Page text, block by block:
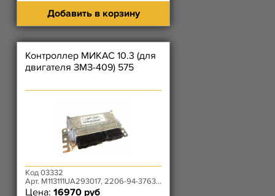
Добавить в корзину
Контроллер МИКАС 10.3 (для
двигателя ЗМЗ-409) 575
Код 03332
Арт. M113111UA293017, 2206-94-3763011-00, 575.3763000
Цена: 16970 руб